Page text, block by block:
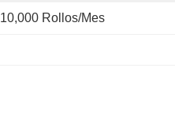
10,000 Rollos/mes